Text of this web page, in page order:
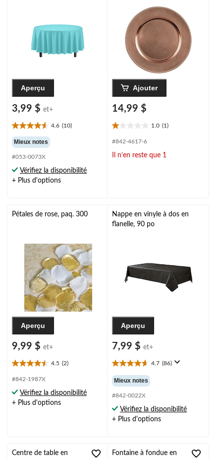
Aperçu
3,99 $ et+
4.6 (10)
4.6
étoile(s)
sur
5.
10
évaluations
Mieux notes
#053-0073X
Vérifiez la disponibilité
+ Plus d'options
paq. 4, rose doré
Ajouter
14,99 $
1.0 (1)
1.0
étoile(s)
5.
#842-4617-6
Il n’en reste que 1
Pétales de rose, paq. 300
Aperçu
9,99 $ et+
4.5 (2)
4.5
étoile(s)
5.
2
#842-1987X
Vérifiez la disponibilité
+ Plus d'options
Nappe en vinyle à dos en
flanelle, 90 po
Aperçu
7,99 $ et+
4.7 (86)
4.7
étoile(s)
sur
5.
86
évaluations
Mieux notes
#842-0022X
Vérifiez la disponibilité
+ Plus d'options
Centre de table en Fontaine à fondue en